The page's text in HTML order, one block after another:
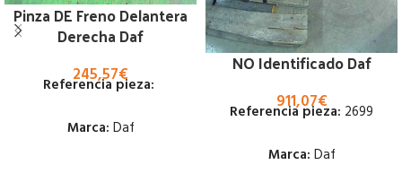
Pinza DE Freno Delantera
Derecha Daf
245,57€
Referencia pieza:
Marca: Daf
NO Identificado Daf
911,07€
Referencia pieza: 2699
Marca: Daf